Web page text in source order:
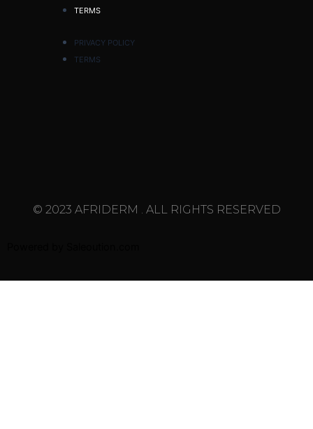
TERMS
PRIVACY POLICY
TERMS
© 2023 AFRIDERM . ALL RIGHTS RESERVED